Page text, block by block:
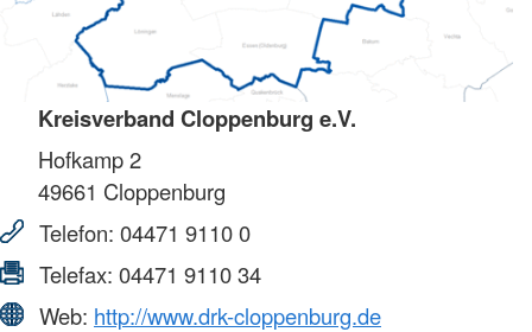
Kreisverband Cloppenburg e.V.
Hofkamp 2
49661 Cloppenburg
Telefon: 04471 9110 0
Telefax: 04471 9110 34
Web: http://www.drk-cloppenburg.de